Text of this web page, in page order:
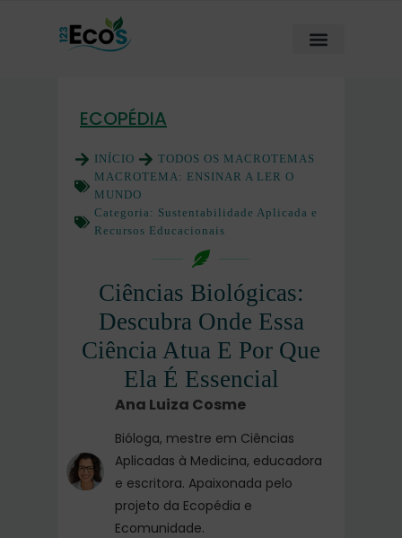
ECOPÉDIA
INÍCIO
TODOS OS MACROTEMAS
MACROTEMA: ENSINAR A LER O
MUNDO
Categoria: Sustentabilidade Aplicada e
Recursos Educacionais
Ciências Biológicas:
Descubra Onde Essa
Ciência Atua E Por Que
Ela É Essencial
Ana Luiza Cosme
Bióloga, mestre em Ciências
Aplicadas à Medicina, educadora
e escritora. Apaixonada pelo
projeto da Ecopédia e
Ecomunidade.